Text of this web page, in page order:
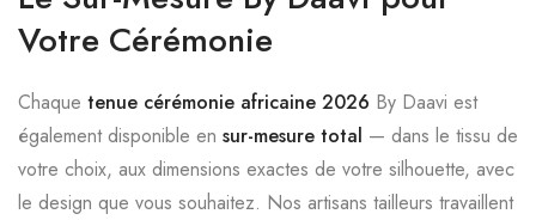
Votre Cérémonie
Chaque tenue cérémonie africaine 2026 By Daavi est
également disponible en sur-mesure total — dans le tissu de
votre choix, aux dimensions exactes de votre silhouette, avec
le design que vous souhaitez. Nos artisans tailleurs travaillent